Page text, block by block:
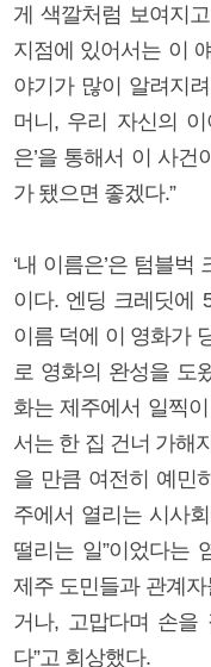
게 색깔처럼 보여지
지점에 있어서는 이
야기가 많이 알려지
머니, 우리 자신의
은’을 통해서 이 사
가 됐으면 좋겠다.”
‘내 이름은’은 텀블
이다. 엔딩 크레딧에
이름 덕에 이 영화가
로 영화의 완성을 도
화는 제주에서 일찍
서는 한 집 건너 가해
을 만큼 여전히 예민
주에서 열리는 시사
떨리는 일”이었다는
제주 도민들과 관계
거나, 고맙다며 손을
다”고 회상했다.